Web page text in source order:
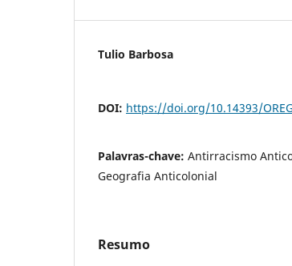
Tulio Barbosa
DOI: https://doi.org/10.14393/
Palavras-chave: Antirracismo
Geografia Anticolonial
Resumo